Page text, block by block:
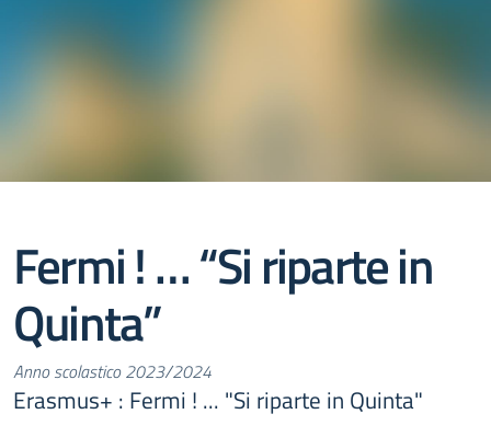
Fermi ! … “Si riparte in
Quinta”
Anno scolastico 2023/2024
Erasmus+ : Fermi ! ... "Si riparte in Quinta"